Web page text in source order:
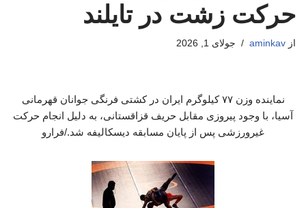
حرکت زشت در تایلند
از aminkav جولای 1, 2026
نماینده وزن ۷۷ کیلوگرم ایران در کشتی فرنگی جوانان قهرمانی
آسیا، با وجود پیروزی مقابل حریف قزاقستانی، به دلیل انجام حرکت
غیرورزشی پس از پایان مسابقه دیسکالیفه شد./فرارو